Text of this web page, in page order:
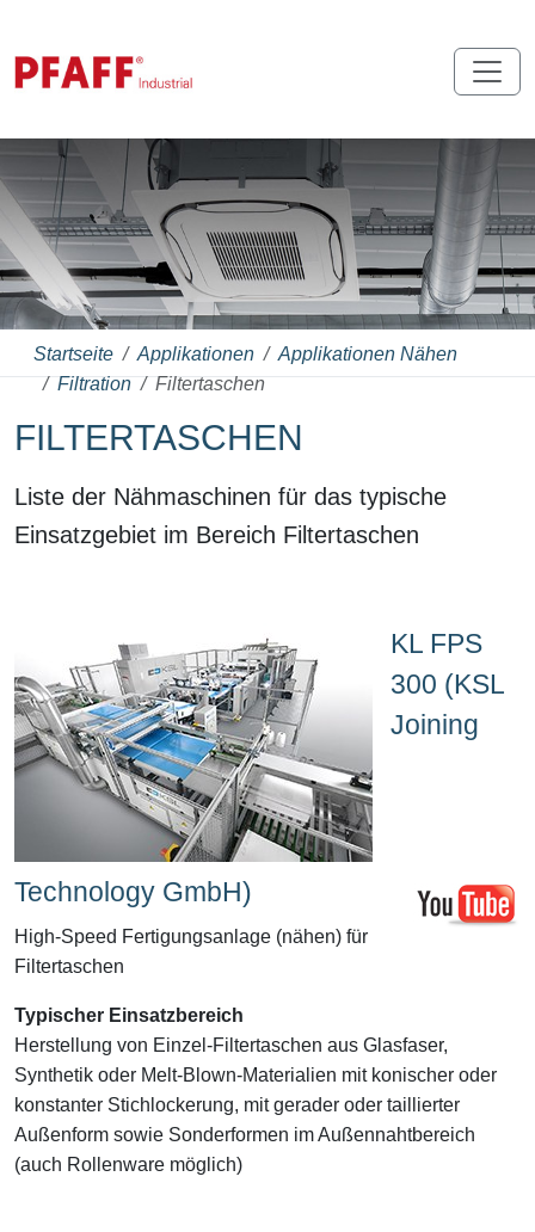
Startseite Applikationen
Applikationen Nähen
Filtration
Filtertaschen
FILTERTASCHEN
Liste der Nähmaschinen für das typische
Einsatzgebiet im Bereich Filtertaschen
KL FPS
300 (KSL
Joining
Technology GmbH)
High-Speed Fertigungsanlage (nähen) für
Filtertaschen
Typischer Einsatzbereich
Herstellung von Einzel-Filtertaschen aus Glasfaser,
Synthetik oder Melt-Blown-Materialien mit konischer oder
konstanter Stichlockerung, mit gerader oder taillierter
Außenform sowie Sonderformen im Außennahtbereich
(auch Rollenware möglich)